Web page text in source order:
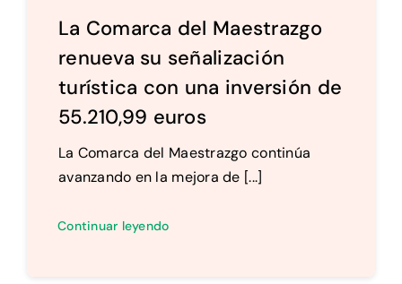
La Comarca del Maestrazgo
renueva su señalización
turística con una inversión de
55.210,99 euros
La Comarca del Maestrazgo continúa
avanzando en la mejora de [...]
Continuar leyendo